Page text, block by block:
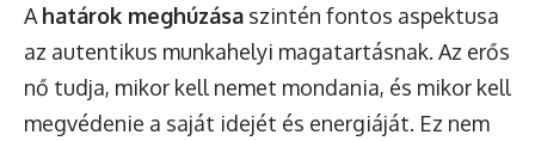
A határok meghúzása szintén fontos aspektusa
az autentikus munkahelyi magatartásnak. Az erős
nő tudja, mikor kell nemet mondania, és mikor kell
megvédenie a saját idejét és energiáját. Ez nem